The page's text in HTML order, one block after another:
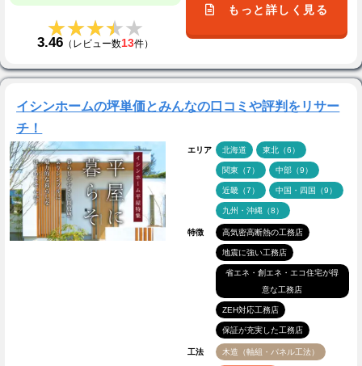
★★★★★
★★★★★
3.46 （レビュー数13件）
もっと詳しく見る
イシンホームの坪単価とみんなの口コミや評判をリサー
チ！
エリア 北海道 東北（6）
関東（7） 中部（9）
近畿（7） 中国・四国（9）
九州・沖縄（8）
特徴 高気密高断熱の工務店
地震に強い工務店
省エネ・創エネ・エコ住宅が得
意な工務店
ZEH対応工務店
保証が充実した工務店
工法 木造（軸組・パネル工法）